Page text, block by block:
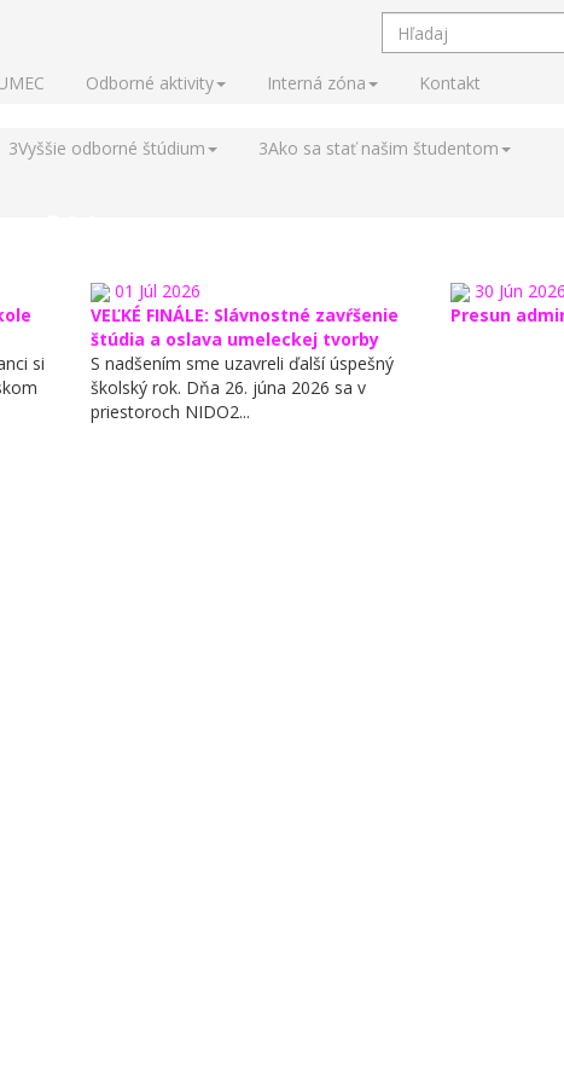
Odborné aktivity Interná zóna Kontakt
3Vyššie odborné štúdium 3Ako sa stať našim študentom
si
01 Júl 2026
VEĽKÉ FINÁLE: Slávnostné zavŕšenie
štúdia a oslava umeleckej tvorby
​S nadšením sme uzavreli ďalší úspešný
školský rok. Dňa 26. júna 2026 sa v
priestoroch NIDO2...
30 Jún 2026
Presun